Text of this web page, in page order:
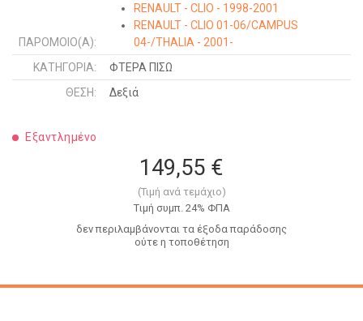
ΠΑΡΌΜΟΙΟ(Α):
RENAULT - CLIO - 1998-2001
RENAULT - CLIO 01-06/CAMPUS
04-/THALIA - 2001-
ΚΑΤΗΓΟΡΊΑ:
ΦΤΕΡΑ ΠΙΣΩ
ΘΈΣΗ:
Δεξιά
Εξαντλημένο
149,55 €
(Τιμή ανά τεμάχιο)
Tιμή συμπ. 24% ΦΠΑ
δεν περιλαμβάνονται τα έξοδα παράδοσης
ούτε η τοποθέτηση